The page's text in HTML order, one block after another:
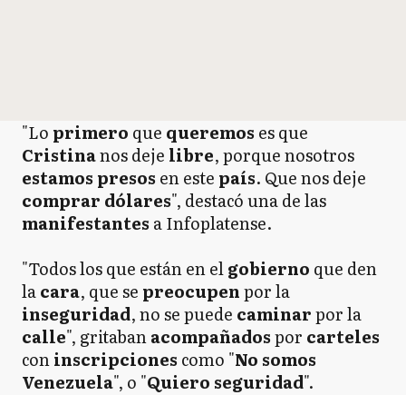
"Lo primero que queremos es que
Cristinanos deje libre, porque nosotros
estamos presos en este país. Que nos deje
comprar dólares", destacó una de las
manifestantes a Infoplatense.
"Todos los que están en elgobierno que den
lacara, que se preocupenpor la
inseguridad, no se puede caminarpor la
calle", gritabanacompañadospor carteles
coninscripciones como "No somos
Venezuela", o "Quiero seguridad".